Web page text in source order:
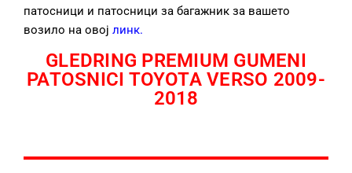
патосници и патосници за багажник за вашето
возило на овој линк.
GLEDRING PREMIUM GUMENI
PATOSNICI TOYOTA VERSO 2009-
2018